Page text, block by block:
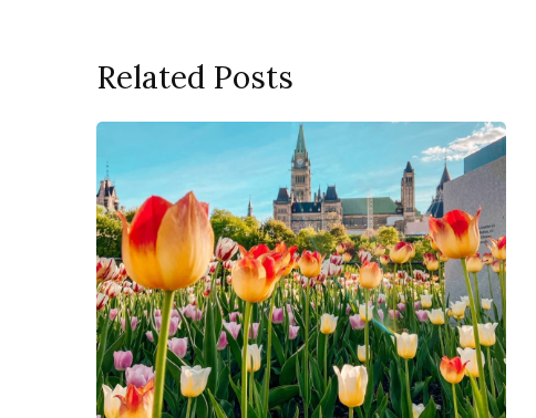
Related Posts